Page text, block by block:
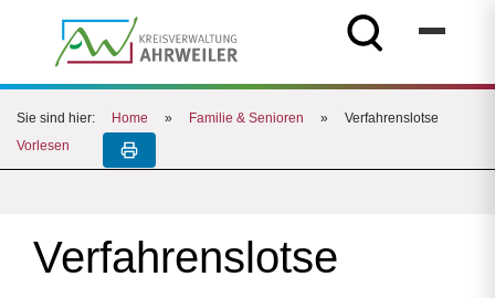
Sie sind hier: Home » Familie & Senioren »
Verfahrenslotse
Vorlesen
Verfahrenslotse